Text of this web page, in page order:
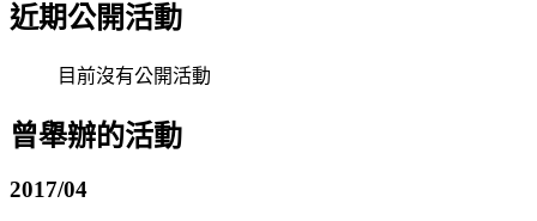
近期公開活動
目前沒有公開活動
曾舉辦的活動
2017/04